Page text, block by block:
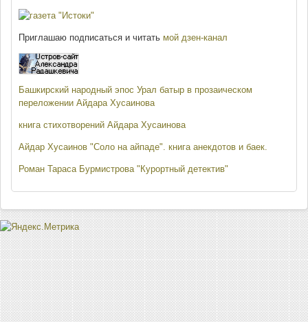
Приглашаю подписаться и читать мой дзен-канал
Башкирский народный эпос Урал батыр в прозаическом
переложении Айдара Хусаинова
книга стихотворений Айдара Хусаинова
Айдар Хусаинов "Соло на айпаде". книга анекдотов и баек.
Роман Тараса Бурмистрова "Курортный детектив"